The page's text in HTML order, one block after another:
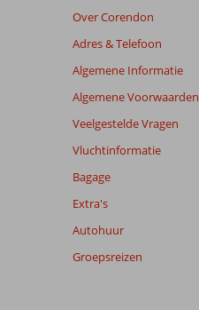
worden
niet
meer
weergegeven
de
relevantie
de
info
Over Corendon
Adres & Telefoon
Algemene Informatie
Algemene Voorwaarden
Veelgestelde Vragen
Vluchtinformatie
Bagage
Extra's
Autohuur
Groepsreizen